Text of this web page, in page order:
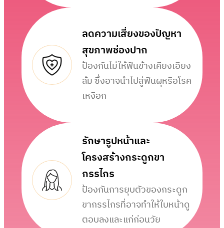
ลดความเสี่ยงของปัญหา
สุขภาพช่องปาก
ป้องกันไม่ให้ฟันข้างเคียงเอียง
ล้ม ซึ่งอาจนำไปสู่ฟันผุหรือโรค
เหงือก
รักษารูปหน้าและ
โครงสร้างกระดูกขา
กรรไกร
ป้องกันการยุบตัวของกระดูก
ขากรรไกรที่อาจทำให้ใบหน้าดู
ตอบลงและแก่ก่อนวัย